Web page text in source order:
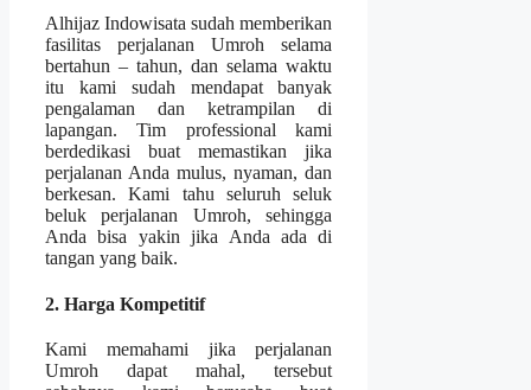
Alhijaz Indowisata sudah memberikan
fasilitas perjalanan Umroh selama
bertahun – tahun, dan selama waktu
itu kami sudah mendapat banyak
pengalaman dan ketrampilan di
lapangan. Tim professional kami
berdedikasi buat memastikan jika
perjalanan Anda mulus, nyaman, dan
berkesan. Kami tahu seluruh seluk
beluk perjalanan Umroh, sehingga
Anda bisa yakin jika Anda ada di
tangan yang baik.
2. Harga Kompetitif
Kami memahami jika perjalanan
Umroh dapat mahal, tersebut